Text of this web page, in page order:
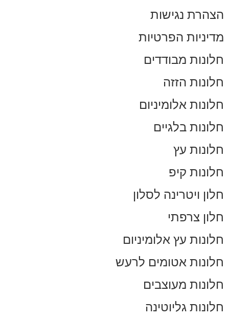
הצהרת נגישות
מדיניות הפרטיות
חלונות מבודדים
חלונות הזזה
חלונות אלומיניום
חלונות בלגיים
חלונות עץ
חלונות קיפ
חלון ויטרינה לסלון
חלון צרפתי
חלונות עץ אלומיניום
חלונות אטומים לרעש
חלונות מעוצבים
חלונות גליוטינה